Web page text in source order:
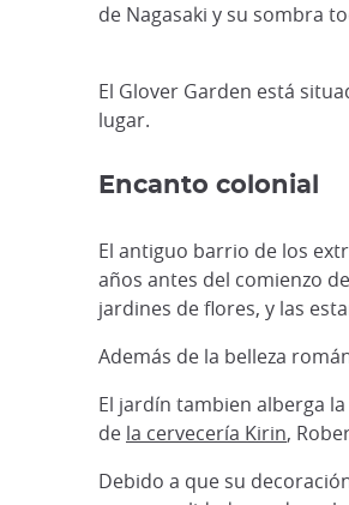
de Nagasaki y su sombra
El Glover Garden está
lugar.
Encanto colonial
El antiguo barrio de los
años antes del comienzo
jardines de flores, y las
Además de la belleza
El jardín tambien alberga
de la cervecería Kirin,
Debido a que su